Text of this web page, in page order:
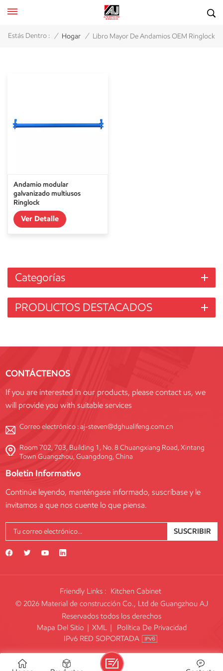
Estás Dentro : / Hogar / Libro Mayor De Andamios OEM Ringlock
Andamio modular
galvanizado multiusos
Ringlock
Ver Detalle
Categorías
PRODUCTOS DESTACADOS
CONTÁCTENOS
If you are interested in our products, please contact us, we
will provide you with suitable services
Correo electrónico :aj-steven@dghualifeng.com.cn
Room 702, 703, Building 1, No. 8 Chuangxiang Road, Xintang
Town Guangzhou, Guangdong, China
Boletin Informativo
Continúe leyendo, manténgase informado, suscríbase y le
invitamos a que nos cuente lo que piensa.
SUSCRIBIR
Friendly Links : Kitchen Cabinet
© 2026 Material de construcción Co., Ltd de Guangzhou AJ
Reservados todos los derechos
Mapa Del Sitio | XML |
Política De Privacidad
IPv6 RED SOPORTADA